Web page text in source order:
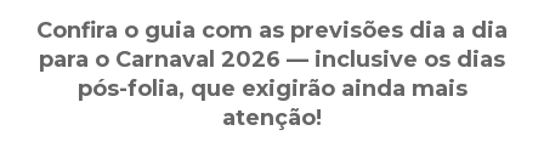
Confira o guia com as previsões dia a dia
para o Carnaval 2026 — inclusive os dias
pós-folia, que exigirão ainda mais
atenção!